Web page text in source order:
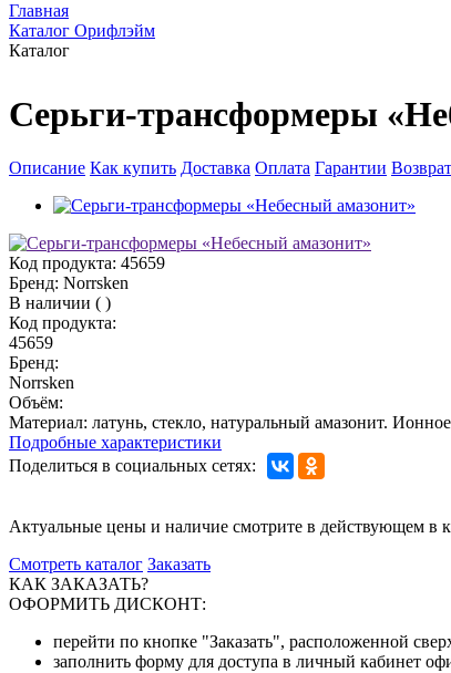
Главная
Каталог Орифлэйм
Каталог
Серьги-трансформеры
Описание Как купить Доставка Оплата Гарантии Возврат
Код продукта: 45659
Бренд: Norrsken
В наличии ( )
Код продукта:
45659
Бренд:
Norrsken
Объём:
Материал: латунь, стекло, натуральный амазонит.
Подробные характеристики
Поделиться в социальных сетях:
Актуальные цены и наличие смотрите в действующем в
Смотреть каталог Заказать
КАК ЗАКАЗАТЬ?
ОФОРМИТЬ ДИСКОНТ:
перейти по кнопке "Заказать", расположенной
заполнить форму для доступа в личный кабинет